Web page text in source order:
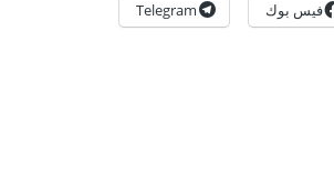
فيس بوك Telegram